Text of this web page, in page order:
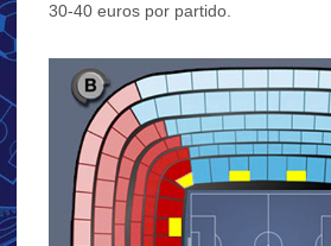
30-40 euros por partido.